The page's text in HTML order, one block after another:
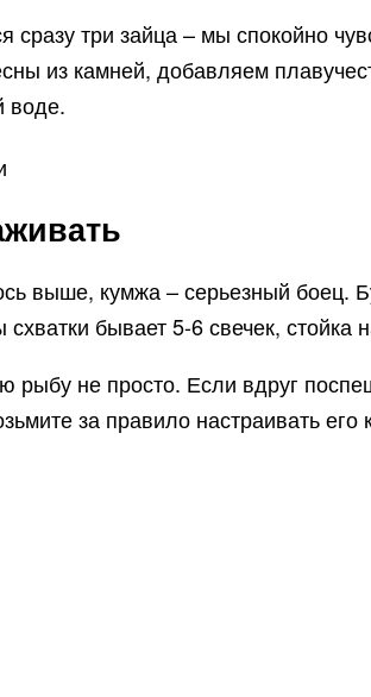
сразу три зайца – мы спокойно
из камней, добавляем
воде.
выше, кумжа – серьезный боец.
схватки бывает 5-6 свечек,
рыбу не просто. Если вдруг
за правило настраивать